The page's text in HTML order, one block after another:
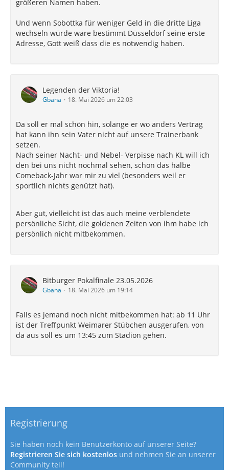
größeren Namen haben.
Und wenn Sobottka für weniger Geld in die dritte Liga
wechseln würde wäre bestimmt Düsseldorf seine erste
Adresse, Gott weiß dass die es notwendig haben.
Legenden der Viktoria!
Gbana 18. Mai 2026 um 22:03
Da soll er mal schön hin, solange er wo anders Vertrag
hat kann ihn sein Vater nicht auf unsere Trainerbank
setzen.
Nach seiner Nacht- und Nebel- Verpisse nach KL will ich
den bei uns nicht nochmal sehen, schon das halbe
Comeback-Jahr war mir zu viel (besonders weil er
sportlich nichts genützt hat).
Aber gut, vielleicht ist das auch meine verblendete
persönliche Sicht, die goldenen Zeiten von ihm habe ich
persönlich nicht mitbekommen.
Bitburger Pokalfinale 23.05.2026
Gbana 18. Mai 2026 um 19:14
Falls es jemand noch nicht mitbekommen hat: ab 11 Uhr
ist der Treffpunkt Weimarer Stübchen ausgerufen, von
da aus soll es um 13:45 zum Stadion gehen.
Registrierung
Sie haben noch kein Benutzerkonto auf unserer Seite?
Registrieren Sie sich kostenlos und nehmen Sie an unserer
Community teil!